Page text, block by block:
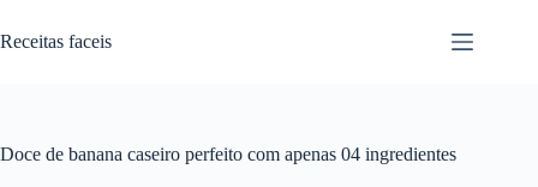
para
o
Receitas faceis
Doce de banana caseiro perfeito com apenas 04 ingredientes